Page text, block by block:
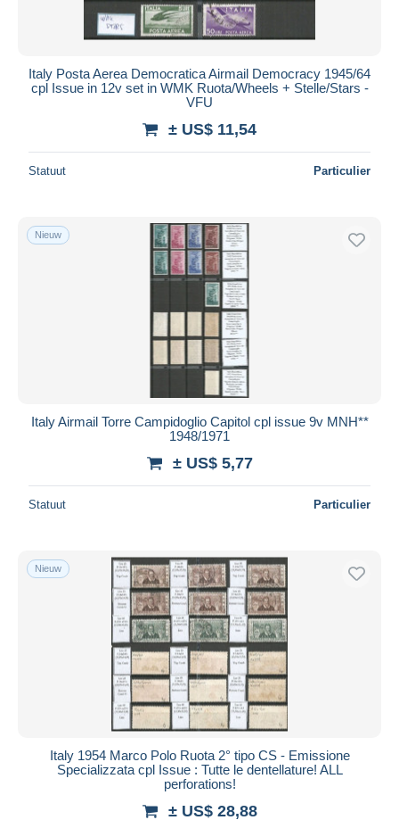
Italy Posta Aerea Democratica Airmail Democracy 1945/64
cpl Issue in 12v set in WMK Ruota/Wheels + Stelle/Stars -
VFU
± US$ 11,54
Statuut Particulier
Nieuw
Italy Airmail Torre Campidoglio Capitol cpl issue 9v MNH**
1948/1971
± US$ 5,77
Statuut Particulier
Nieuw
Italy 1954 Marco Polo Ruota 2° tipo CS - Emissione
Specializzata cpl Issue : Tutte le dentellature! ALL
perforations!
± US$ 28,88